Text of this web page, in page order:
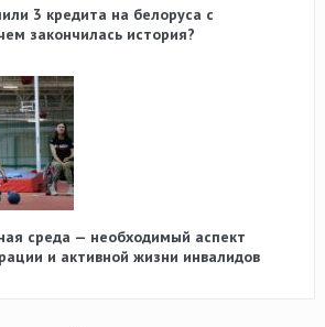
3 кредита на белоруса с
закончилась история?
среда — необходимый аспект
и активной жизни инвалидов